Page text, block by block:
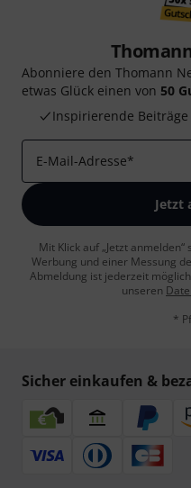
Abonniere den Thomann
etwas Glück einen von 50
Inspirierende Beiträge
E-Mail-Adresse*
Jetzt
Mit Klick auf „Jetzt
Werbung und einer Messung
Abmeldung ist jederzeit
unseren
*
Sicher einkaufen &